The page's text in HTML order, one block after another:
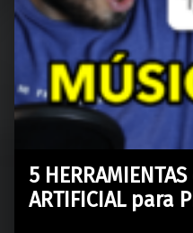
5
ARTIFICIAL para